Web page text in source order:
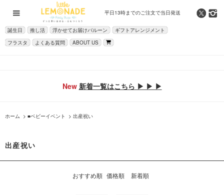
平日13時までのご注文で当日発送
誕生日 推し活 浮かせてお届けバルーン
ギフトアレンジメント
フラスタ
よくある質問 ABOUT US
New 新着一覧はこちら ▶ ▶ ▶
ホーム > ■ベビーイベント > 出産祝い
出産祝い
おすすめ順 価格順 新着順